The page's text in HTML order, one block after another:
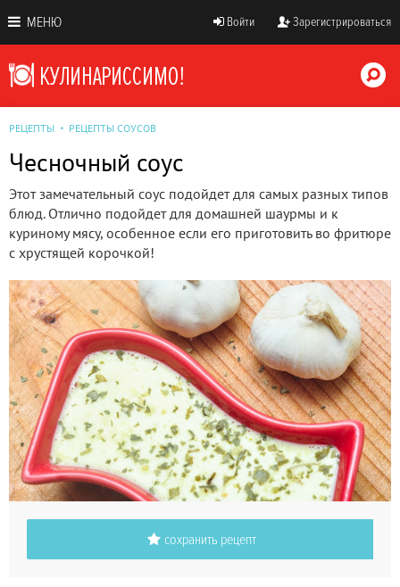
МЕНЮ Войти Зарегистрироваться
РЕЦЕПТЫ РЕЦЕПТЫ СОУСОВ
Чесночный соус
Этот замечательный соус подойдет для самых разных типов
блюд. Отлично подойдет для домашней шаурмы и к
куриному мясу, особенное если его приготовить во фритюре
с хрустящей корочкой!
сохранить рецепт